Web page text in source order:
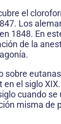
el
Los
1848. En
de la
sobre
en el siglo
cuando
misma de